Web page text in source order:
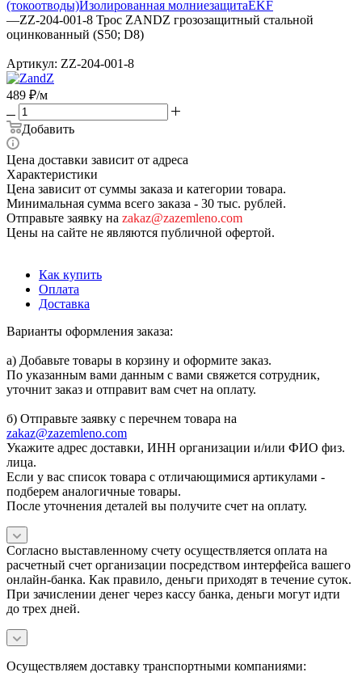
(токоотводы)Изолированная молниезащитаEKF
—ZZ-204-001-8 Трос ZANDZ грозозащитный стальной
оцинкованный (S50; D8)
Артикул: ZZ-204-001-8
489 ₽/м
Добавить
Цена доставки зависит от адреса
Характеристики
Цена зависит от суммы заказа и категории товара.
Минимальная сумма всего заказа - 30 тыс. рублей.
Отправьте заявку на zakaz@zazemleno.com
Цены на сайте не являются публичной офертой.
Как купить
Оплата
Доставка
Варианты оформления заказа:
а) Добавьте товары в корзину и оформите заказ.
По указанным вами данным с вами свяжется сотрудник,
уточнит заказ и отправит вам счет на оплату.
б) Отправьте заявку с перечнем товара на
zakaz@zazemleno.com
Укажите адрес доставки, ИНН организации и/или ФИО физ.
лица.
Если у вас список товара с отличающимися артикулами -
подберем аналогичные товары.
После уточнения деталей вы получите счет на оплату.
Согласно выставленному счету осуществляется оплата на
расчетный счет организации посредством интерфейса вашего
онлайн-банка. Как правило, деньги приходят в течение суток.
При зачислении денег через кассу банка, деньги могут идти
до трех дней.
Осуществляем доставку транспортными компаниями: